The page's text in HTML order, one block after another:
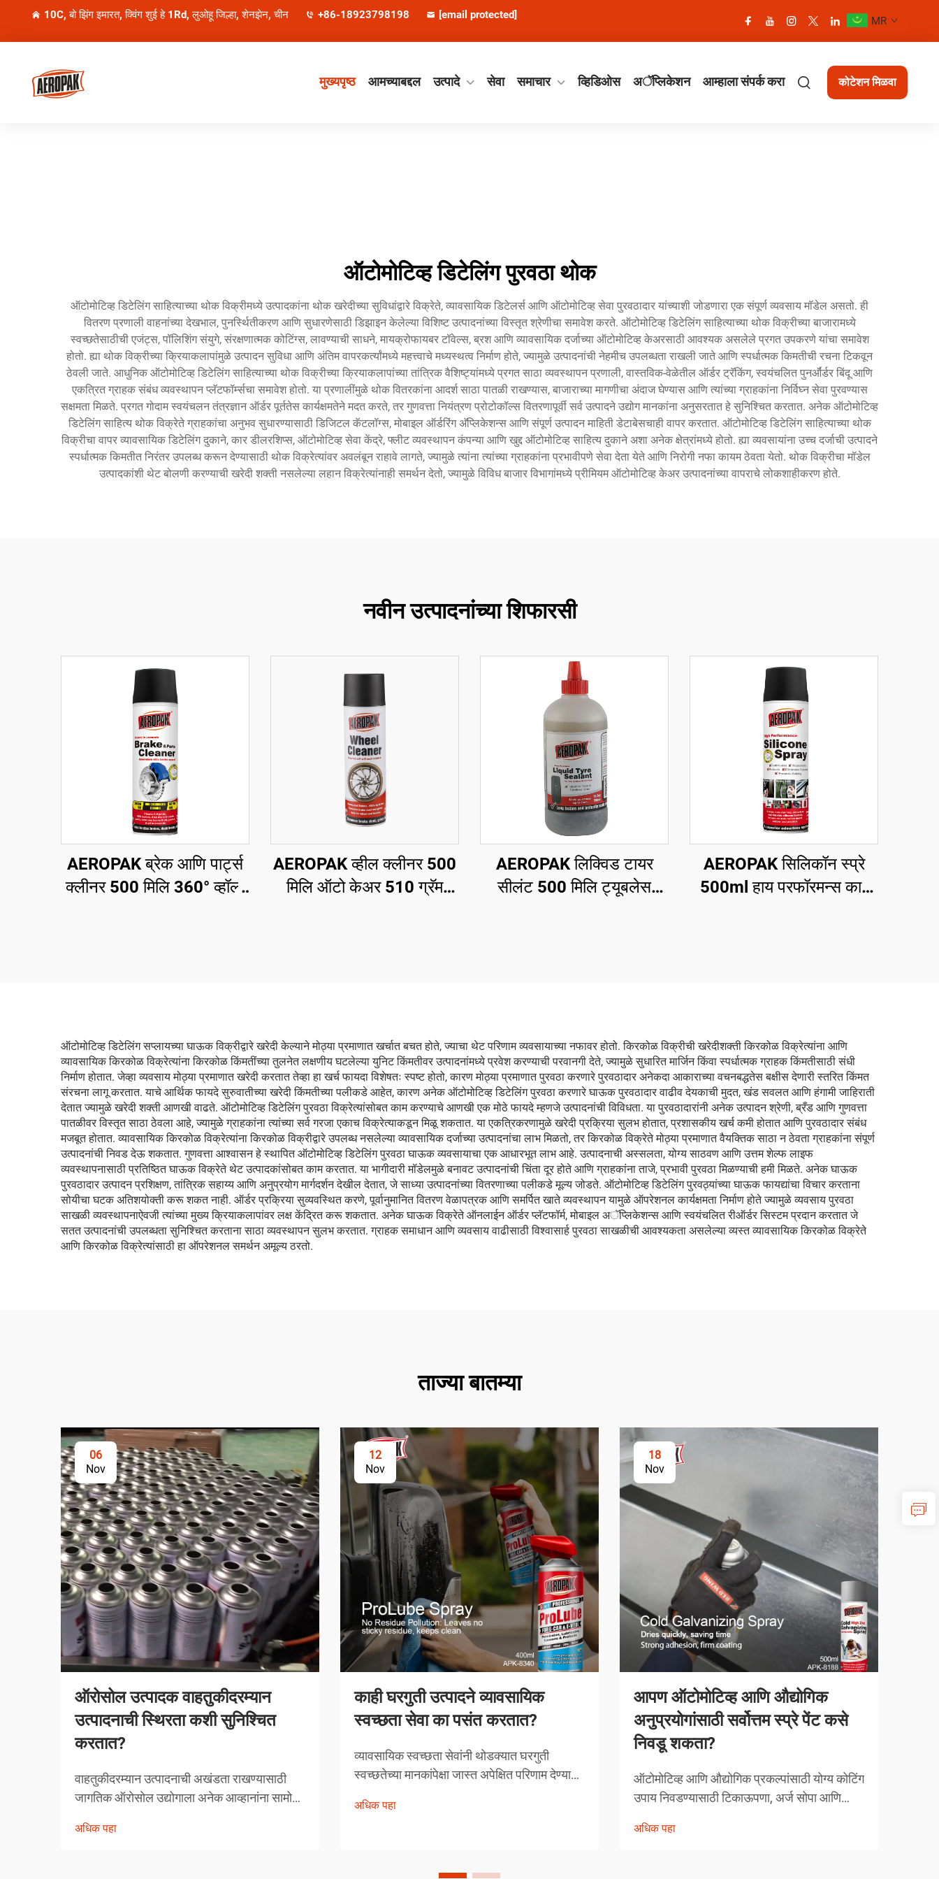
10C, बो झिंग इमारत, क्विंग शुई हे 1Rd, लुओहू जिल्हा, शेनझेन, चीन +86-18923798198 [email protected] MR
मुख्यपृष्ठ आमच्याबद्दल उत्पादे सेवा समाचार व्हिडिओस अॅप्लिकेशन आम्हाला संपर्क करा कोटेशन मिळवा
ऑटोमोटिव्ह डिटेलिंग पुरवठा थोक
ऑटोमोटिव्ह डिटेलिंग साहित्याच्या थोक विक्रीमध्ये उत्पादकांना थोक खरेदीच्या सुविधांद्वारे विक्रेते, व्यावसायिक डिटेलर्स आणि ऑटोमोटिव्ह सेवा पुरवठादार यांच्याशी जोडणारा एक संपूर्ण व्यवसाय मॉडेल असतो. ही
वितरण प्रणाली वाहनांच्या देखभाल, पुनर्स्थितीकरण आणि सुधारणेसाठी डिझाइन केलेल्या विशिष्ट उत्पादनांच्या विस्तृत श्रेणीचा समावेश करते. ऑटोमोटिव्ह डिटेलिंग साहित्याच्या थोक विक्रीच्या बाजारामध्ये
स्वच्छतेसाठीची एजंट्स, पॉलिशिंग संयुगे, संरक्षणात्मक कोटिंग्स, लावण्याची साधने, मायक्रोफायबर टॉवेल्स, ब्रश आणि व्यावसायिक दर्जाच्या ऑटोमोटिव्ह केअरसाठी आवश्यक असलेले प्रगत उपकरणे यांचा समावेश
होतो. ह्या थोक विक्रीच्या क्रियाकलापांमुळे उत्पादन सुविधा आणि अंतिम वापरकर्त्यांमध्ये महत्त्वाचे मध्यस्थत्व निर्माण होते, ज्यामुळे उत्पादनांची नेहमीच उपलब्धता राखली जाते आणि स्पर्धात्मक किमतीची रचना टिकवून
ठेवली जाते. आधुनिक ऑटोमोटिव्ह डिटेलिंग साहित्याच्या थोक विक्रीच्या क्रियाकलापांच्या तांत्रिक वैशिष्ट्यांमध्ये प्रगत साठा व्यवस्थापन प्रणाली, वास्तविक-वेळेतील ऑर्डर ट्रॅकिंग, स्वयंचलित पुनर्ऑर्डर बिंदू आणि
एकत्रित ग्राहक संबंध व्यवस्थापन प्लॅटफॉर्म्सचा समावेश होतो. या प्रणालींमुळे थोक वितरकांना आदर्श साठा पातळी राखण्यास, बाजाराच्या मागणीचा अंदाज घेण्यास आणि त्यांच्या ग्राहकांना निर्विघ्न सेवा पुरवण्यास
सक्षमता मिळते. प्रगत गोदाम स्वयंचलन तंत्रज्ञान ऑर्डर पूर्ततेस कार्यक्षमतेने मदत करते, तर गुणवत्ता नियंत्रण प्रोटोकॉल्स वितरणापूर्वी सर्व उत्पादने उद्योग मानकांना अनुसरतात हे सुनिश्चित करतात. अनेक ऑटोमोटिव्ह
डिटेलिंग साहित्य थोक विक्रेते ग्राहकांचा अनुभव सुधारण्यासाठी डिजिटल कॅटलॉग्स, मोबाइल ऑर्डरिंग अ‍ॅप्लिकेशन्स आणि संपूर्ण उत्पादन माहिती डेटाबेसचाही वापर करतात. ऑटोमोटिव्ह डिटेलिंग साहित्याच्या थोक
विक्रीचा वापर व्यावसायिक डिटेलिंग दुकाने, कार डीलरशिप्स, ऑटोमोटिव्ह सेवा केंद्रे, फ्लीट व्यवस्थापन कंपन्या आणि खुद्द ऑटोमोटिव्ह साहित्य दुकाने अशा अनेक क्षेत्रांमध्ये होतो. ह्या व्यवसायांना उच्च दर्जाची उत्पादने
स्पर्धात्मक किमतीत निरंतर उपलब्ध करून देण्यासाठी थोक विक्रेत्यांवर अवलंबून राहावे लागते, ज्यामुळे त्यांना त्यांच्या ग्राहकांना प्रभावीपणे सेवा देता येते आणि निरोगी नफा कायम ठेवता येतो. थोक विक्रीचा मॉडेल
उत्पादकांशी थेट बोलणी करण्याची खरेदी शक्ती नसलेल्या लहान विक्रेत्यांनाही समर्थन देतो, ज्यामुळे विविध बाजार विभागांमध्ये प्रीमियम ऑटोमोटिव्ह केअर उत्पादनांच्या वापराचे लोकशाहीकरण होते.
नवीन उत्पादनांच्या शिफारसी
AEROPAK ब्रेक आणि पार्ट्स
क्लीनर 500 मिलि 360° व्हॉल्व
AEROPAK व्हील क्लीनर 500
मिलि ऑटो केअर 510 ग्रॅम
AEROPAK लिक्विड टायर
सीलंट 500 मिलि ट्यूबलेस
AEROPAK सिलिकॉन स्प्रे
500ml हाय परफॉरमन्स कार
ऑटोमोटिव्ह डिटेलिंग सप्लायच्या घाऊक विक्रीद्वारे खरेदी केल्याने मोठ्या प्रमाणात खर्चात बचत होते, ज्याचा थेट परिणाम व्यवसायाच्या नफावर होतो. किरकोळ विक्रीची खरेदीशक्ती किरकोळ विक्रेत्यांना आणि
व्यावसायिक किरकोळ विक्रेत्यांना किरकोळ किंमतींच्या तुलनेत लक्षणीय घटलेल्या युनिट किंमतीवर उत्पादनांमध्ये प्रवेश करण्याची परवानगी देते, ज्यामुळे सुधारित मार्जिन किंवा स्पर्धात्मक ग्राहक किंमतीसाठी संधी
निर्माण होतात. जेव्हा व्यवसाय मोठ्या प्रमाणात खरेदी करतात तेव्हा हा खर्च फायदा विशेषतः स्पष्ट होतो, कारण मोठ्या प्रमाणात पुरवठा करणारे पुरवठादार अनेकदा आकाराच्या वचनबद्धतेस बक्षीस देणारी स्तरित किंमत
संरचना लागू करतात. याचे आर्थिक फायदे सुरुवातीच्या खरेदी किंमतीच्या पलीकडे आहेत, कारण अनेक ऑटोमोटिव्ह डिटेलिंग पुरवठा करणारे घाऊक पुरवठादार वाढीव देयकाची मुदत, खंड सवलत आणि हंगामी जाहिराती
देतात ज्यामुळे खरेदी शक्ती आणखी वाढते. ऑटोमोटिव्ह डिटेलिंग पुरवठा विक्रेत्यांसोबत काम करण्याचे आणखी एक मोठे फायदे म्हणजे उत्पादनांची विविधता. या पुरवठादारांनी अनेक उत्पादन श्रेणी, ब्रँड आणि गुणवत्ता
पातळीवर विस्तृत साठा ठेवला आहे, ज्यामुळे ग्राहकांना त्यांच्या सर्व गरजा एकाच विक्रेत्याकडून मिळू शकतात. या एकत्रिकरणामुळे खरेदी प्रक्रिया सुलभ होतात, प्रशासकीय खर्च कमी होतात आणि पुरवठादार संबंध
मजबूत होतात. व्यावसायिक किरकोळ विक्रेत्यांना किरकोळ विक्रीद्वारे उपलब्ध नसलेल्या व्यावसायिक दर्जाच्या उत्पादनांचा लाभ मिळतो, तर किरकोळ विक्रेते मोठ्या प्रमाणात वैयक्तिक साठा न ठेवता ग्राहकांना संपूर्ण
उत्पादनांची निवड देऊ शकतात. गुणवत्ता आश्वासन हे स्थापित ऑटोमोटिव्ह डिटेलिंग पुरवठा घाऊक व्यवसायाचा एक आधारभूत लाभ आहे. उत्पादनाची अस्सलता, योग्य साठवण आणि उत्तम शेल्फ लाइफ
व्यवस्थापनासाठी प्रतिष्ठित घाऊक विक्रेते थेट उत्पादकांसोबत काम करतात. या भागीदारी मॉडेलमुळे बनावट उत्पादनांची चिंता दूर होते आणि ग्राहकांना ताजे, प्रभावी पुरवठा मिळण्याची हमी मिळते. अनेक घाऊक
पुरवठादार उत्पादन प्रशिक्षण, तांत्रिक सहाय्य आणि अनुप्रयोग मार्गदर्शन देखील देतात, जे साध्या उत्पादनांच्या वितरणाच्या पलीकडे मूल्य जोडते. ऑटोमोटिव्ह डिटेलिंग पुरवठ्यांच्या घाऊक फायद्यांचा विचार करताना
सोयीचा घटक अतिशयोक्ती करू शकत नाही. ऑर्डर प्रक्रिया सुव्यवस्थित करणे, पूर्वानुमानित वितरण वेळापत्रक आणि समर्पित खाते व्यवस्थापन यामुळे ऑपरेशनल कार्यक्षमता निर्माण होते ज्यामुळे व्यवसाय पुरवठा
साखळी व्यवस्थापनाऐवजी त्यांच्या मुख्य क्रियाकलापांवर लक्ष केंद्रित करू शकतात. अनेक घाऊक विक्रेते ऑनलाईन ऑर्डर प्लॅटफॉर्म, मोबाइल अॅप्लिकेशन्स आणि स्वयंचलित रीऑर्डर सिस्टम प्रदान करतात जे
सतत उत्पादनांची उपलब्धता सुनिश्चित करताना साठा व्यवस्थापन सुलभ करतात. ग्राहक समाधान आणि व्यवसाय वाढीसाठी विश्वासार्ह पुरवठा साखळीची आवश्यकता असलेल्या व्यस्त व्यावसायिक किरकोळ विक्रेते
आणि किरकोळ विक्रेत्यांसाठी हा ऑपरेशनल समर्थन अमूल्य ठरतो.
ताज्या बातम्या
06
Nov
ऑरोसोल उत्पादक वाहतुकीदरम्यान
उत्पादनाची स्थिरता कशी सुनिश्चित
करतात?
वाहतुकीदरम्यान उत्पादनाची अखंडता राखण्यासाठी
जागतिक ऑरोसोल उद्योगाला अनेक आव्हानांना सामोरे
आणि हाताळणीच्या समस्यांपासून मोकळे व्हायला
अधिक पहा
12
Nov
काही घरगुती उत्पादने व्यावसायिक
स्वच्छता सेवा का पसंत करतात?
व्यावसायिक स्वच्छता सेवांनी थोडक्यात घरगुती
स्वच्छतेच्या मानकांपेक्षा जास्त अपेक्षित परिणाम देण्यावर
उत्पादने अनियंत्रित निवड नसून, त्यांची प्रभावीता
अधिक पहा
18
Nov
आपण ऑटोमोटिव्ह आणि औद्योगिक
अनुप्रयोगांसाठी सर्वोत्तम स्प्रे पेंट कसे
निवडू शकता?
ऑटोमोटिव्ह आणि औद्योगिक प्रकल्पांसाठी योग्य कोटिंग
उपाय निवडण्यासाठी टिकाऊपणा, अर्ज सोपा आणि
आवश्यक असते. आधुनिक स्प्रे पेंटिंग तंत्रज्ञानाने तज्ञ
अधिक पहा